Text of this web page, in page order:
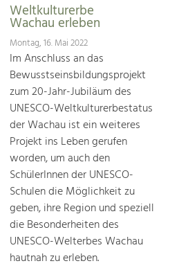
Weltkulturerbe
Wachau erleben
Montag, 16. Mai 2022
Im Anschluss an das
Bewusstseinsbildungsprojekt
zum 20-Jahr-Jubiläum des
UNESCO-Weltkulturerbestatus
der Wachau ist ein weiteres
Projekt ins Leben gerufen
worden, um auch den
SchülerInnen der UNESCO-
Schulen die Möglichkeit zu
geben, ihre Region und speziell
die Besonderheiten des
UNESCO-Welterbes Wachau
hautnah zu erleben.